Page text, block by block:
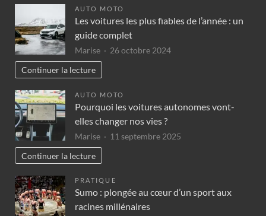
AUTO MOTO
Les voitures les plus fiables de l’année : un
guide complet
Marise
26 octobre 2024
Continuer la lecture
AUTO MOTO
Pourquoi les voitures autonomes vont-
elles changer nos vies ?
Marise
11 septembre 2025
Continuer la lecture
PRATIQUE
Sumo : plongée au cœur d’un sport aux
racines millénaires